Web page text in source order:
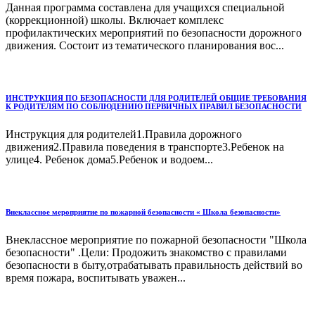
Данная программа составлена для учащихся специальной
(коррекционной) школы. Включает комплекс
профилактических мероприятий по безопасности дорожного
движения. Состоит из тематического планирования вос...
ИНСТРУКЦИЯ ПО БЕЗОПАСНОСТИ ДЛЯ РОДИТЕЛЕЙ ОБЩИЕ ТРЕБОВАНИЯ
К РОДИТЕЛЯМ ПО СОБЛЮДЕНИЮ ПЕРВИЧНЫХ ПРАВИЛ БЕЗОПАСНОСТИ
Инструкция для родителей1.Правила дорожного
движения2.Правила поведения в транспорте3.Ребенок на
улице4. Ребенок дома5.Ребенок и водоем...
Внеклассное мероприятие по пожарной безопасности « Школа безопасности»
Внеклассное мероприятие по пожарной безопасности "Школа
безопасности" .Цели: Продожить знакомство с правилами
безопасности в быту,отрабатывать правильность действий во
время пожара, воспитывать уважен...